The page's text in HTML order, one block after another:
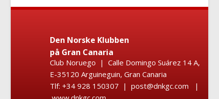
Den Norske Klubben
på Gran Canaria
Club Noruego | Calle Domingo Suárez 14 A,
E-35120 Arguineguin, Gran Canaria
Tlf: +34 928 150307 | post@dnkgc.com |